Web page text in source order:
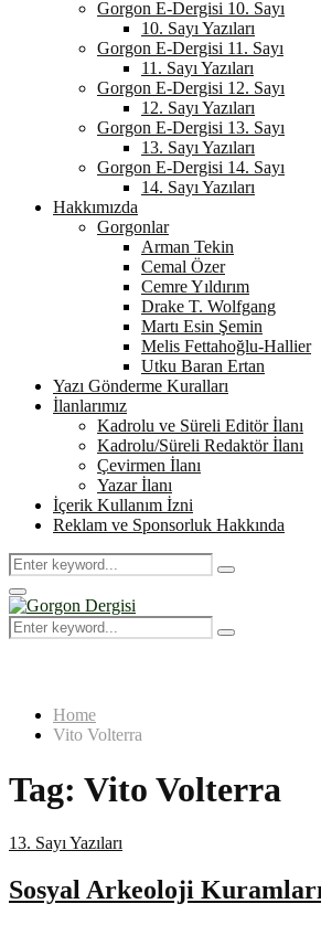
Gorgon E-Dergisi 10. Sayı
10. Sayı Yazıları
Gorgon E-Dergisi 11. Sayı
11. Sayı Yazıları
Gorgon E-Dergisi 12. Sayı
12. Sayı Yazıları
Gorgon E-Dergisi 13. Sayı
13. Sayı Yazıları
Gorgon E-Dergisi 14. Sayı
14. Sayı Yazıları
Hakkımızda
Gorgonlar
Arman Tekin
Cemal Özer
Cemre Yıldırım
Drake T. Wolfgang
Martı Esin Şemin
Melis Fettahoğlu-Hallier
Utku Baran Ertan
Yazı Gönderme Kuralları
İlanlarımız
Kadrolu ve Süreli Editör İlanı
Kadrolu/Süreli Redaktör İlanı
Çevirmen İlanı
Yazar İlanı
İçerik Kullanım İzni
Reklam ve Sponsorluk Hakkında
Search
for:
Search
Primary
Menu
Search
for:
Search
Home
Vito Volterra
Tag: Vito Volterra
13. Sayı Yazıları
Sosyal Arkeoloji